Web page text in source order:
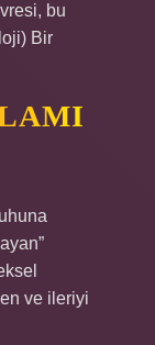
bu
Bir
ve ileriyi